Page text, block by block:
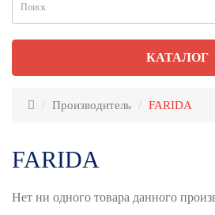
КАТАЛОГ
Производитель FARIDA
FARIDA
Нет ни одного товара данного